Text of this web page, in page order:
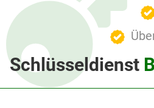
Schlüsseldienst